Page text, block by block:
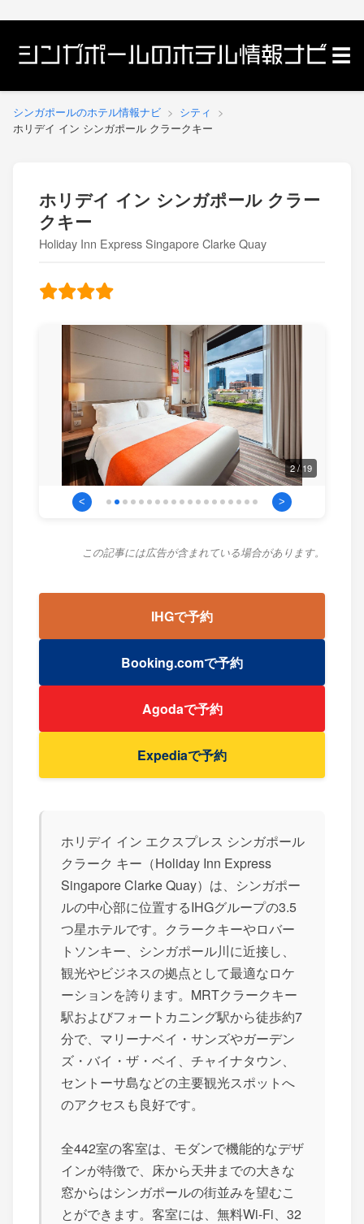
☰
エリア別に探す
Singapura TOP
シンガポールのホテル情報ナビ
シティ
ホリデイ イン シンガポール クラークキー
ホリデイ イン シンガポール クラー
クキー
Holiday Inn Express Singapore Clarke Quay
2 / 19
< >
この記事には広告が含まれている場合があります。
IHGで予約
Booking.comで予約
Agodaで予約
Expediaで予約
ホリデイ イン エクスプレス シンガポール
クラーク キー（Holiday Inn Express
Singapore Clarke Quay）は、シンガポー
ルの中心部に位置するIHGグループの3.5
つ星ホテルです。クラークキーやロバー
トソンキー、シンガポール川に近接し、
観光やビジネスの拠点として最適なロケ
ーションを誇ります。MRTクラークキー
駅およびフォートカニング駅から徒歩約7
分で、マリーナベイ・サンズやガーデン
ズ・バイ・ザ・ベイ、チャイナタウン、
セントーサ島などの主要観光スポットへ
のアクセスも良好です。
全442室の客室は、モダンで機能的なデザ
インが特徴で、床から天井までの大きな
窓からはシンガポールの街並みを望むこ
とができます。客室には、無料Wi-Fi、32